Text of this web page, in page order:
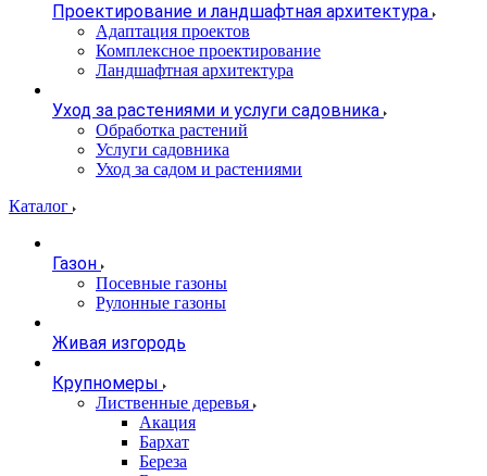
Проектирование и ландшафтная архитектура
Адаптация проектов
Комплексное проектирование
Ландшафтная архитектура
Уход за растениями и услуги садовника
Обработка растений
Услуги садовника
Уход за садом и растениями
Каталог
Газон
Посевные газоны
Рулонные газоны
Живая изгородь
Крупномеры
Лиственные деревья
Акация
Бархат
Береза